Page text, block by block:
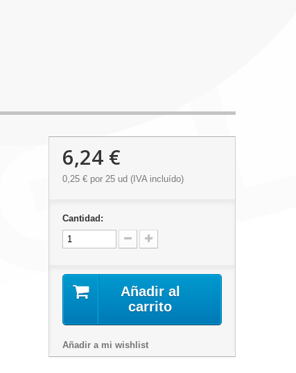
6,24 €
0,25 €por 25 ud (IVA incluído)
Cantidad:
Añadir al
carrito
Añadir a mi wishlist